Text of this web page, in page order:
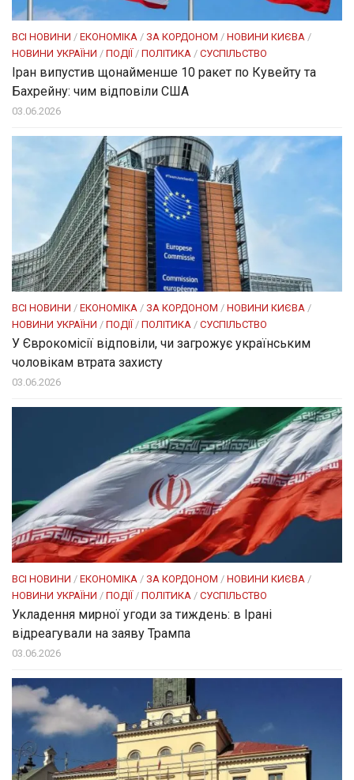
ВСІ НОВИНИ / ЕКОНОМІКА / ЗА КОРДОНОМ / НОВИНИ КИЄВА /
НОВИНИ УКРАЇНИ / ПОДІЇ / ПОЛІТИКА / СУСПІЛЬСТВО
Іран випустив щонайменше 10 ракет по Кувейту та
Бахрейну: чим відповіли США
03.06.2026
ВСІ НОВИНИ / ЕКОНОМІКА / ЗА КОРДОНОМ / НОВИНИ КИЄВА /
НОВИНИ УКРАЇНИ / ПОДІЇ / ПОЛІТИКА / СУСПІЛЬСТВО
У Єврокомісії відповіли, чи загрожує українським
чоловікам втрата захисту
03.06.2026
ВСІ НОВИНИ / ЕКОНОМІКА / ЗА КОРДОНОМ / НОВИНИ КИЄВА /
НОВИНИ УКРАЇНИ / ПОДІЇ / ПОЛІТИКА / СУСПІЛЬСТВО
Укладення мирної угоди за тиждень: в Ірані
відреагували на заяву Трампа
03.06.2026